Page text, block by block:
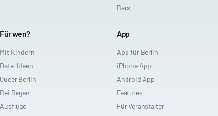
Bars
Für wen?
Mit Kindern
Date-Ideen
Queer Berlin
Bei Regen
Ausflüge
App
App für Berlin
iPhone App
Android App
Features
Für Veranstalter